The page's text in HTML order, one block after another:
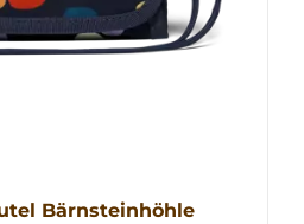
Bärnsteinhöhle